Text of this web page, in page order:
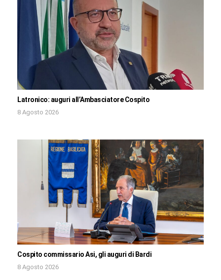
Latronico: auguri all’Ambasciatore Cospito
8 Agosto 2026
Cospito commissario Asi, gli auguri di Bardi
8 Agosto 2026